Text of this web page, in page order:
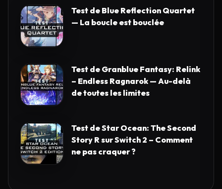
Test de Blue Reflection Quartet
— La boucle est bouclée
Test de Granblue Fantasy: Relink
– Endless Ragnarok — Au-delà
de toutes les limites
Test de Star Ocean: The Second
Story R sur Switch 2 – Comment
ne pas craquer ?